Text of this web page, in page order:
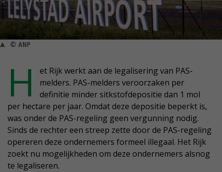
© ANP
H
et Rijk werkt aan de legalisering van PAS-
melders. PAS-melders veroorzaken per
definitie minder sitkstofdepositie dan 1 mol
per hectare per jaar. Omdat deze depositie beperkt is,
was onder de PAS-regeling geen vergunning nodig.
Sinds de rechter een streep zette door de PAS-regeling
opereren deze ondernemers formeel illegaal. Het Rijk
zoekt nu mogelijkheden om deze ondernemers alsnog
te legaliseren.